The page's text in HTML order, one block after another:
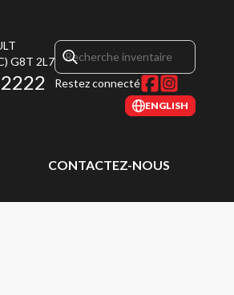
G8T 2L7
Restez connecté
ENGLISH
CONTACTEZ-NOUS